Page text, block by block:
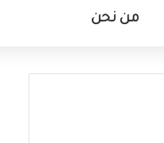
من نحن